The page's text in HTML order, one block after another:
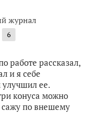
журнал
6
работе рассказал,
и я себе
ее.
конуса можно
сажу по внешему